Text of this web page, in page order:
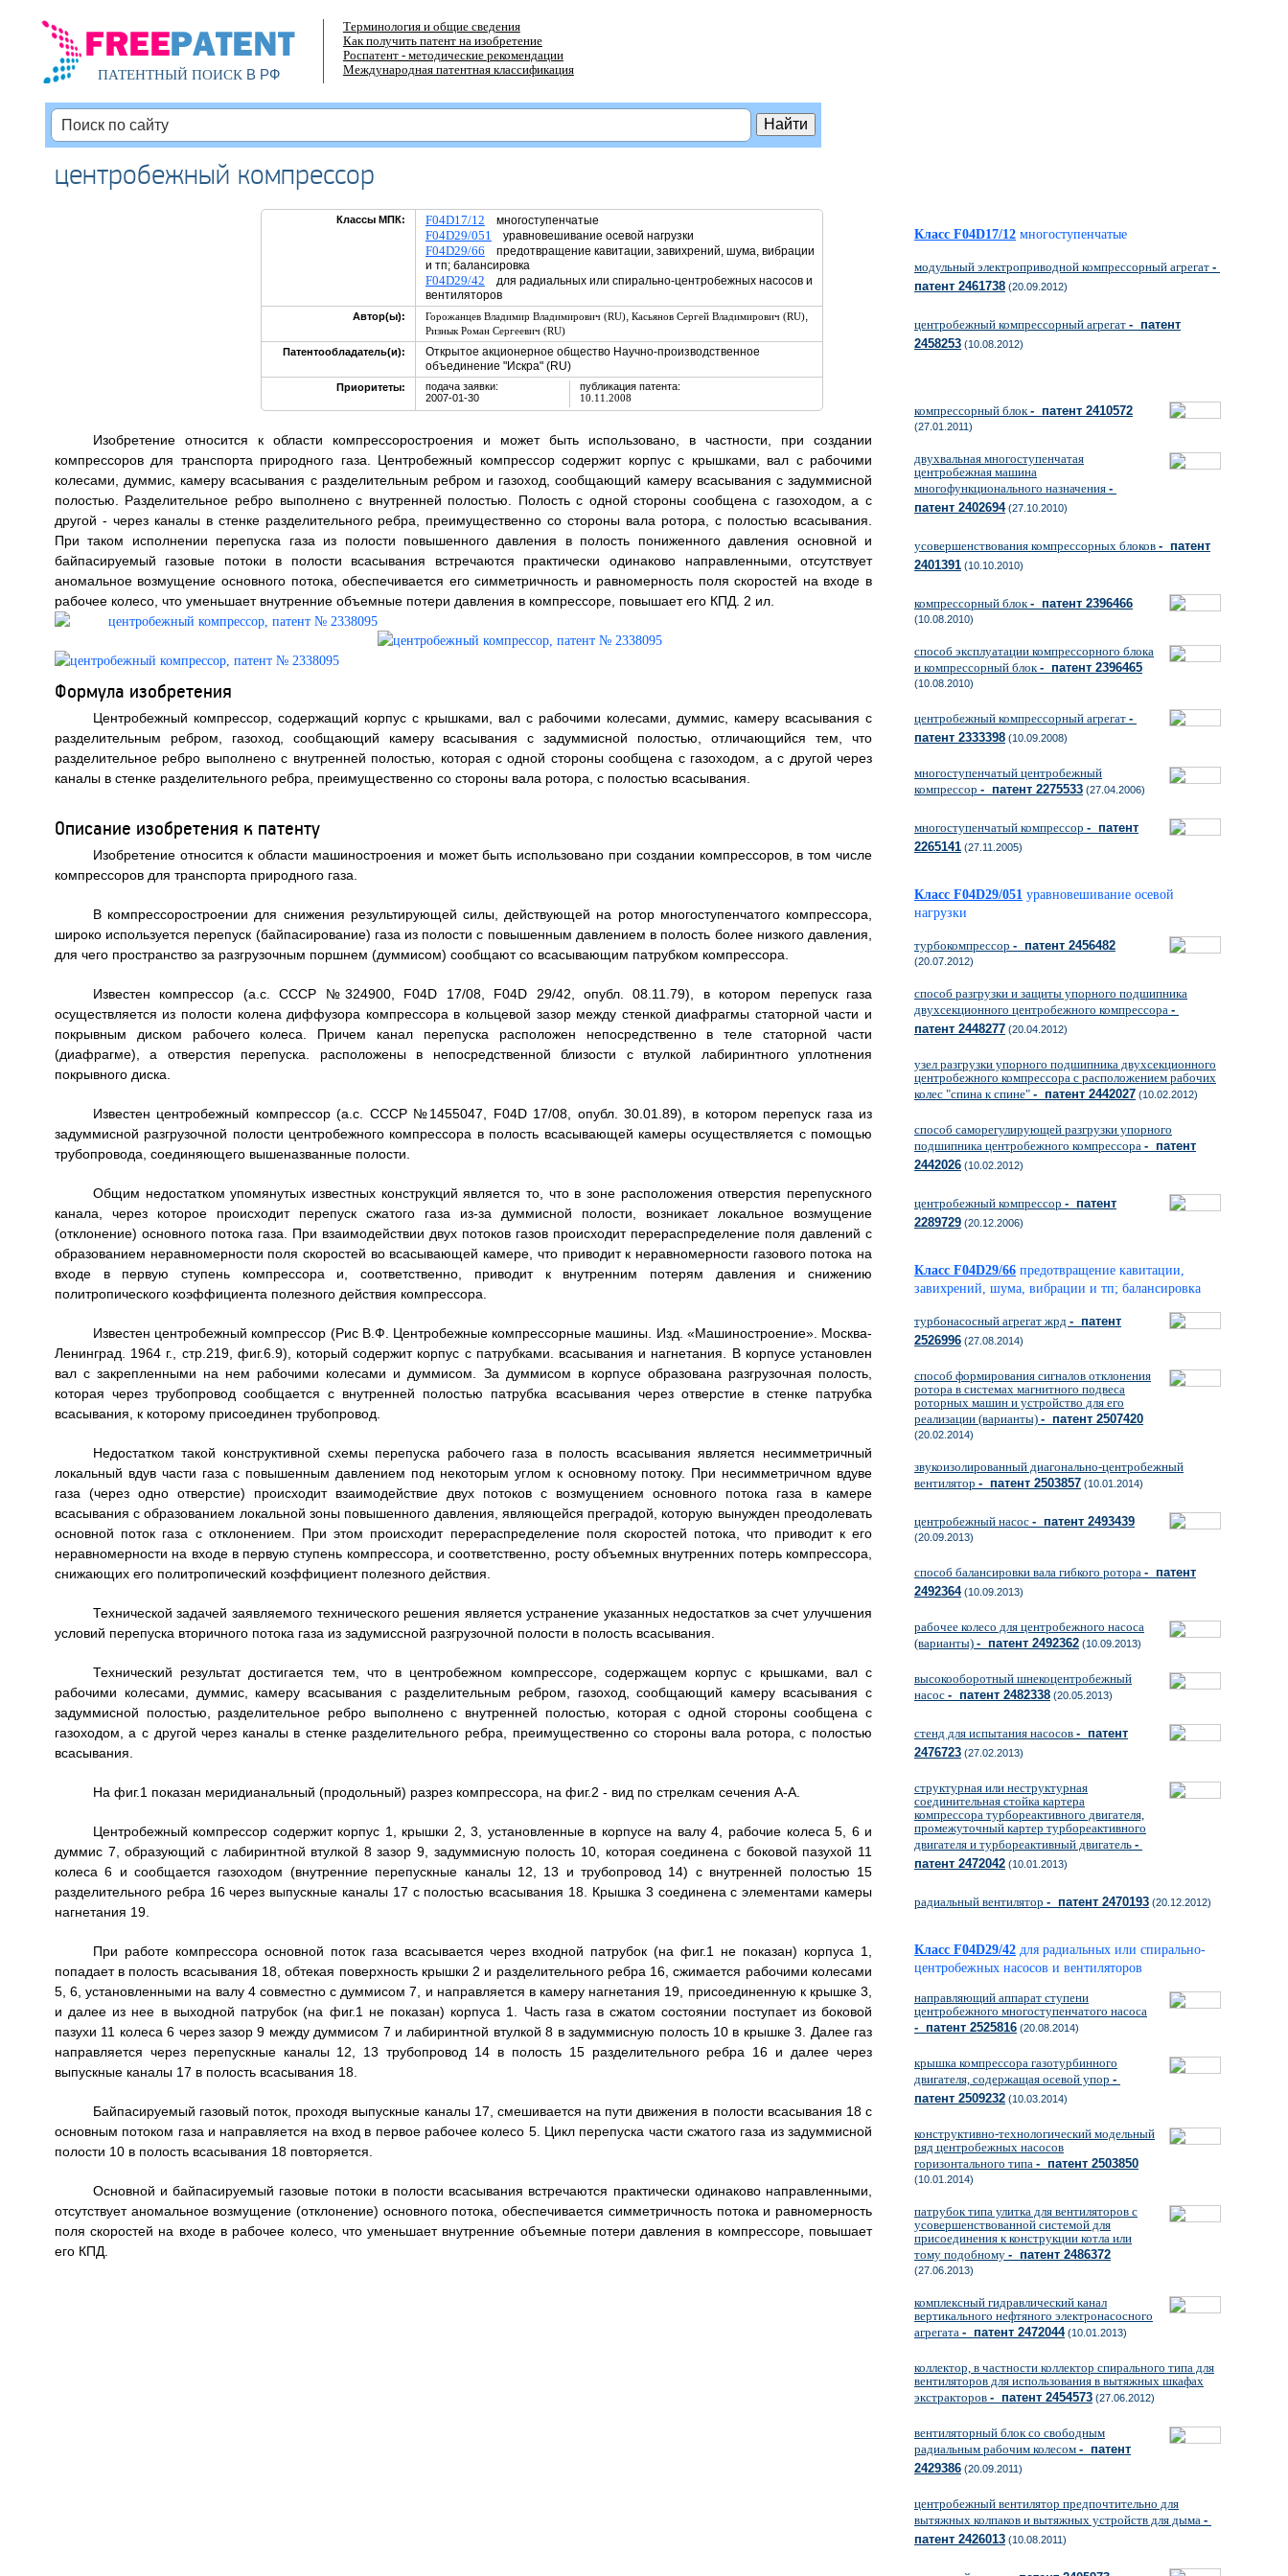
ПАТЕНТНЫЙ ПОИСКВ РФ
Терминология и общие сведения
Как получить патент на изобретение
Роспатент - методические рекомендации
Международная патентная классификация
центробежный компрессор
Классы МПК: F04D17/12 многоступенчатые
F04D29/051 уравновешивание осевой нагрузки
F04D29/66 предотвращение кавитации, завихрений, шума, вибрации
и тп; балансировка
F04D29/42 для радиальных или спирально-центробежных насосов и
вентиляторов
Автор(ы): Горожанцев Владимир Владимирович (RU), Касьянов Сергей Владимирович (RU),
Ризнык Роман Сергеевич (RU)
Патентообладатель(и):
Открытое акционерное общество Научно-производственное
объединение "Искра" (RU)
Приоритеты:
подача заявки:
2007-01-30
публикация патента:
10.11.2008
Изобретение относится к области компрессоростроения и может быть использовано, в частности, при создании
компрессоров для транспорта природного газа. Центробежный компрессор содержит корпус с крышками, вал с рабочими
колесами, думмис, камеру всасывания с разделительным ребром и газоход, сообщающий камеру всасывания с задуммисной
полостью. Разделительное ребро выполнено с внутренней полостью. Полость с одной стороны сообщена с газоходом, а с
другой - через каналы в стенке разделительного ребра, преимущественно со стороны вала ротора, с полостью всасывания.
При таком исполнении перепуска газа из полости повышенного давления в полость пониженного давления основной и
байпасируемый газовые потоки в полости всасывания встречаются практически одинаково направленными, отсутствует
аномальное возмущение основного потока, обеспечивается его симметричность и равномерность поля скоростей на входе в
рабочее колесо, что уменьшает внутренние объемные потери давления в компрессоре, повышает его КПД. 2 ил.
Формула изобретения
Центробежный компрессор, содержащий корпус с крышками, вал с рабочими колесами, думмис, камеру всасывания с
разделительным ребром, газоход, сообщающий камеру всасывания с задуммисной полостью, отличающийся тем, что
разделительное ребро выполнено с внутренней полостью, которая с одной стороны сообщена с газоходом, а с другой через
каналы в стенке разделительного ребра, преимущественно со стороны вала ротора, с полостью всасывания.
Описание изобретения к патенту
Изобретение относится к области машиностроения и может быть использовано при создании компрессоров, в том числе
компрессоров для транспорта природного газа.
В компрессоростроении для снижения результирующей силы, действующей на ротор многоступенчатого компрессора,
широко используется перепуск (байпасирование) газа из полости с повышенным давлением в полость более низкого давления,
для чего пространство за разгрузочным поршнем (думмисом) сообщают со всасывающим патрубком компрессора.
Известен компрессор (а.с. СССР №324900, F04D 17/08, F04D 29/42, опубл. 08.11.79), в котором перепуск газа
осуществляется из полости колена диффузора компрессора в кольцевой зазор между стенкой диафрагмы статорной части и
покрывным диском рабочего колеса. Причем канал перепуска расположен непосредственно в теле статорной части
(диафрагме), а отверстия перепуска. расположены в непосредственной близости с втулкой лабиринтного уплотнения
покрывного диска.
Известен центробежный компрессор (а.с. СССР №1455047, F04D 17/08, опубл. 30.01.89), в котором перепуск газа из
задуммисной разгрузочной полости центробежного компрессора в полость всасывающей камеры осуществляется с помощью
трубопровода, соединяющего вышеназванные полости.
Общим недостатком упомянутых известных конструкций является то, что в зоне расположения отверстия перепускного
канала, через которое происходит перепуск сжатого газа из-за думмисной полости, возникает локальное возмущение
(отклонение) основного потока газа. При взаимодействии двух потоков газов происходит перераспределение поля давлений с
образованием неравномерности поля скоростей во всасывающей камере, что приводит к неравномерности газового потока на
входе в первую ступень компрессора и, соответственно, приводит к внутренним потерям давления и снижению
политропического коэффициента полезного действия компрессора.
Известен центробежный компрессор (Рис В.Ф. Центробежные компрессорные машины. Изд. «Машиностроение». Москва-
Ленинград. 1964 г., стр.219, фиг.6.9), который содержит корпус с патрубками. всасывания и нагнетания. В корпусе установлен
вал с закрепленными на нем рабочими колесами и думмисом. За думмисом в корпусе образована разгрузочная полость,
которая через трубопровод сообщается с внутренней полостью патрубка всасывания через отверстие в стенке патрубка
всасывания, к которому присоединен трубопровод.
Недостатком такой конструктивной схемы перепуска рабочего газа в полость всасывания является несимметричный
локальный вдув части газа с повышенным давлением под некоторым углом к основному потоку. При несимметричном вдуве
газа (через одно отверстие) происходит взаимодействие двух потоков с возмущением основного потока газа в камере
всасывания с образованием локальной зоны повышенного давления, являющейся преградой, которую вынужден преодолевать
основной поток газа с отклонением. При этом происходит перераспределение поля скоростей потока, что приводит к его
неравномерности на входе в первую ступень компрессора, и соответственно, росту объемных внутренних потерь компрессора,
снижающих его политропический коэффициент полезного действия.
Технической задачей заявляемого технического решения является устранение указанных недостатков за счет улучшения
условий перепуска вторичного потока газа из задумиссной разгрузочной полости в полость всасывания.
Технический результат достигается тем, что в центробежном компрессоре, содержащем корпус с крышками, вал с
рабочими колесами, думмис, камеру всасывания с разделительным ребром, газоход, сообщающий камеру всасывания с
задуммисной полостью, разделительное ребро выполнено с внутренней полостью, которая с одной стороны сообщена с
газоходом, а с другой через каналы в стенке разделительного ребра, преимущественно со стороны вала ротора, с полостью
всасывания.
На фиг.1 показан меридианальный (продольный) разрез компрессора, на фиг.2 - вид по стрелкам сечения А-А.
Центробежный компрессор содержит корпус 1, крышки 2, 3, установленные в корпусе на валу 4, рабочие колеса 5, 6 и
думмис 7, образующий с лабиринтной втулкой 8 зазор 9, задуммисную полость 10, которая соединена с боковой пазухой 11
колеса 6 и сообщается газоходом (внутренние перепускные каналы 12, 13 и трубопровод 14) с внутренней полостью 15
разделительного ребра 16 через выпускные каналы 17 с полостью всасывания 18. Крышка 3 соединена с элементами камеры
нагнетания 19.
При работе компрессора основной поток газа всасывается через входной патрубок (на фиг.1 не показан) корпуса 1,
попадает в полость всасывания 18, обтекая поверхность крышки 2 и разделительного ребра 16, сжимается рабочими колесами
5, 6, установленными на валу 4 совместно с думмисом 7, и направляется в камеру нагнетания 19, присоединенную к крышке 3,
и далее из нее в выходной патрубок (на фиг.1 не показан) корпуса 1. Часть газа в сжатом состоянии поступает из боковой
пазухи 11 колеса 6 через зазор 9 между думмисом 7 и лабиринтной втулкой 8 в задуммисную полость 10 в крышке 3. Далее газ
направляется через перепускные каналы 12, 13 трубопровод 14 в полость 15 разделительного ребра 16 и далее через
выпускные каналы 17 в полость всасывания 18.
Байпасируемый газовый поток, проходя выпускные каналы 17, смешивается на пути движения в полости всасывания 18 с
основным потоком газа и направляется на вход в первое рабочее колесо 5. Цикл перепуска части сжатого газа из задуммисной
полости 10 в полость всасывания 18 повторяется.
Основной и байпасируемый газовые потоки в полости всасывания встречаются практически одинаково направленными,
отсутствует аномальное возмущение (отклонение) основного потока, обеспечивается симметричность потока и равномерность
поля скоростей на входе в рабочее колесо, что уменьшает внутренние объемные потери давления в компрессоре, повышает
его КПД.
Класс F04D17/12 многоступенчатые
модульный электроприводной компрессорный агрегат -
патент 2461738 (20.09.2012)
центробежный компрессорный агрегат - патент
2458253 (10.08.2012)
компрессорный блок- патент 2410572
(27.01.2011)
двухвальная многоступенчатая
центробежная машина
многофункционального назначения -
патент 2402694(27.10.2010)
усовершенствования компрессорных блоков - патент
2401391 (10.10.2010)
компрессорный блок- патент 2396466
(10.08.2010)
способ эксплуатации компрессорного блока
и компрессорный блок- патент 2396465
(10.08.2010)
центробежный компрессорный агрегат -
патент 2333398 (10.09.2008)
многоступенчатый центробежный
компрессор - патент 2275533 (27.04.2006)
многоступенчатый компрессор - патент
2265141 (27.11.2005)
Класс F04D29/051 уравновешивание осевой
нагрузки
турбокомпрессор - патент 2456482
(20.07.2012)
способ разгрузки и защиты упорного подшипника
двухсекционного центробежного компрессора -
патент 2448277 (20.04.2012)
узел разгрузки упорного подшипника двухсекционного
центробежного компрессора с расположением рабочих
колес "спина к спине" - патент 2442027 (10.02.2012)
способ саморегулирующей разгрузки упорного
подшипника центробежного компрессора - патент
2442026 (10.02.2012)
центробежный компрессор - патент
2289729 (20.12.2006)
Класс F04D29/66 предотвращение кавитации,
завихрений, шума, вибрации и тп; балансировка
турбонасосный агрегат жрд - патент
2526996 (27.08.2014)
способ формирования сигналов отклонения
ротора в системах магнитного подвеса
роторных машин и устройство для его
реализации (варианты) - патент 2507420
(20.02.2014)
звукоизолированный диагонально-центробежный
вентилятор - патент 2503857 (10.01.2014)
центробежный насос - патент 2493439
(20.09.2013)
способ балансировки вала гибкого ротора - патент
2492364(10.09.2013)
рабочее колесо для центробежного насоса
(варианты) - патент 2492362 (10.09.2013)
высокооборотный шнекоцентробежный
насос - патент 2482338 (20.05.2013)
стенд для испытания насосов - патент
2476723 (27.02.2013)
структурная или неструктурная
соединительная стойка картера
компрессора турбореактивного двигателя,
промежуточный картер турбореактивного
двигателя и турбореактивный двигатель -
патент 2472042 (10.01.2013)
радиальный вентилятор - патент 2470193 (20.12.2012)
Класс F04D29/42 для радиальных или спирально-
центробежных насосов и вентиляторов
направляющий аппарат ступени
центробежного многоступенчатого насоса
- патент 2525816 (20.08.2014)
крышка компрессора газотурбинного
двигателя, содержащая осевой упор -
патент 2509232 (10.03.2014)
конструктивно-технологический модельный
ряд центробежных насосов
горизонтального типа - патент 2503850
(10.01.2014)
патрубок типа улитка для вентиляторов с
усовершенствованной системой для
присоединения к конструкции котла или
тому подобному - патент 2486372
(27.06.2013)
комплексный гидравлический канал
вертикального нефтяного электронасосного
агрегата - патент 2472044(10.01.2013)
коллектор, в частности коллектор спирального типа для
вентиляторов для использования в вытяжных шкафах
экстракторов - патент 2454573 (27.06.2012)
вентиляторный блок со свободным
радиальным рабочим колесом - патент
2429386 (20.09.2011)
центробежный вентилятор предпочтительно для
вытяжных колпаков и вытяжных устройств для дыма -
патент 2426013 (10.08.2011)